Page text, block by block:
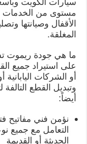
مستوى من الخدمات
الأقفال وصيانتها
المغلقة.
ما هي جودة ريموت
على استيراد جميع
أو الشركات
وتبديل القطع
أيضاً:
نؤمن فني مفاتيح
التعامل مع جميع
الحديثة أو القديمة